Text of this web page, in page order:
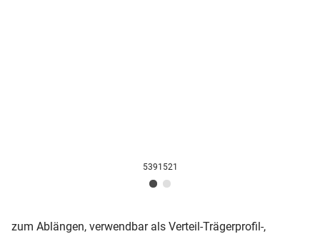
5391521
zum Ablängen, verwendbar als Verteil-Trägerprofil-,